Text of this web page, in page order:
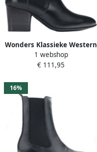
Wonders Klassieke Western
Stijl Enkellaars Black Dames
1 webshop
€ 111,95
16%